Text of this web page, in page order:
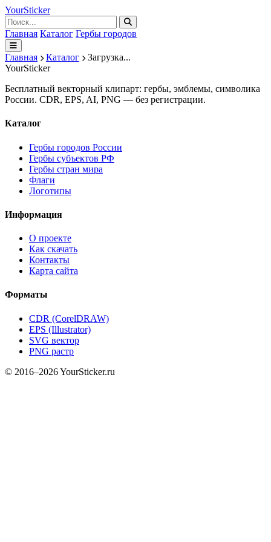
YourSticker
Главная Каталог Гербы городов
Главная Каталог
Загрузка...
YourSticker
Бесплатный векторный клипарт: гербы, эмблемы, символика
России. CDR, EPS, AI, PNG — без регистрации.
Каталог
Гербы городов России
Гербы субъектов РФ
Гербы стран мира
Флаги
Логотипы
Информация
О проекте
Как скачать
Контакты
Карта сайта
Форматы
CDR (CorelDRAW)
EPS (Illustrator)
SVG вектор
PNG растр
© 2016–2026 YourSticker.ru